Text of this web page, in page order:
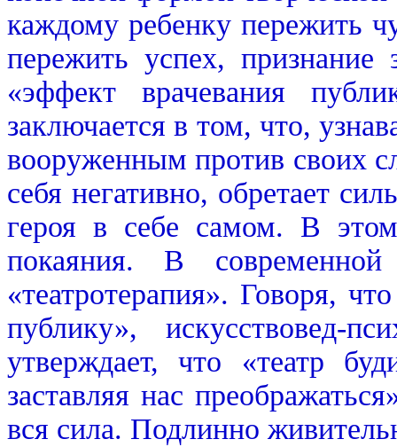
каждому ребенку пережить
пережить успех,
«эффект врачевания
заключается в том, что,
вооруженным против своих
себя негативно, обретает
героя в себе самом. В
покаяния. В современной
«театротерапия». Говоря,
публику», искусствовед-
утверждает, что «театр
заставляя нас
вся сила. Подлинно